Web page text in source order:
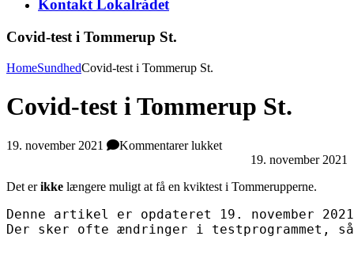
Kontakt Lokalrådet
Covid-test i Tommerup St.
HomeSundhedCovid-test i Tommerup St.
Covid-test i Tommerup St.
19. november 2021 Kommentarer lukkettil
Covid-
i
St.
19. november 2021
Det erikke længere muligt at få en kviktest i Tommerupperne.
Denne artikel er opdateret 19. november
Der sker ofte ændringer i testprogrammet,